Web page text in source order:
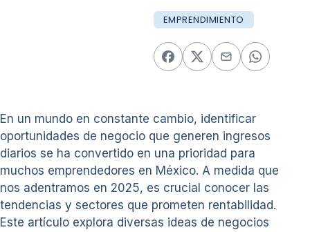
EMPRENDIMIENTO
En un mundo en constante cambio, identificar
oportunidades de negocio que generen ingresos
diarios se ha convertido en una prioridad para
muchos emprendedores en México. A medida que
nos adentramos en 2025, es crucial conocer las
tendencias y sectores que prometen rentabilidad.
Este artículo explora diversas ideas de negocios